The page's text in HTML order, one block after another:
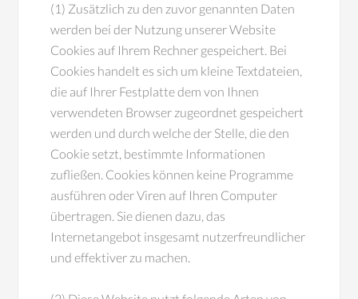
(1) Zusätzlich zu den zuvor genannten Daten
werden bei der Nutzung unserer Website
Cookies auf Ihrem Rechner gespeichert. Bei
Cookies handelt es sich um kleine Textdateien,
die auf Ihrer Festplatte dem von Ihnen
verwendeten Browser zugeordnet gespeichert
werden und durch welche der Stelle, die den
Cookie setzt, bestimmte Informationen
zufließen. Cookies können keine Programme
ausführen oder Viren auf Ihren Computer
übertragen. Sie dienen dazu, das
Internetangebot insgesamt nutzerfreundlicher
und effektiver zu machen.